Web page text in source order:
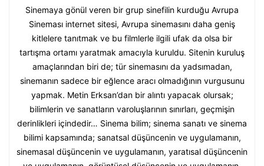
Sinemaya gönül veren bir grup sinefilin kurduğu Avrupa
Sineması internet sitesi, Avrupa sinemasını daha geniş
kitlelere tanıtmak ve bu filmlerle ilgili ufak da olsa bir
tartışma ortamı yaratmak amacıyla kuruldu. Sitenin kuruluş
amaçlarından biri de; tür sinemasını da yadsımadan,
sinemanın sadece bir eğlence aracı olmadığının vurgusunu
yapmak. Metin Erksan’dan bir alıntı yapacak olursak;
bilimlerin ve sanatların varoluşlarının sınırları, geçmişin
derinlikleri içindedir… Sinema bilim; sinema sanatı ve sinema
bilimi kapsamında; sanatsal düşüncenin ve uygulamanın,
sinemasal düşüncenin ve uygulamanın, yaratısal düşüncenin